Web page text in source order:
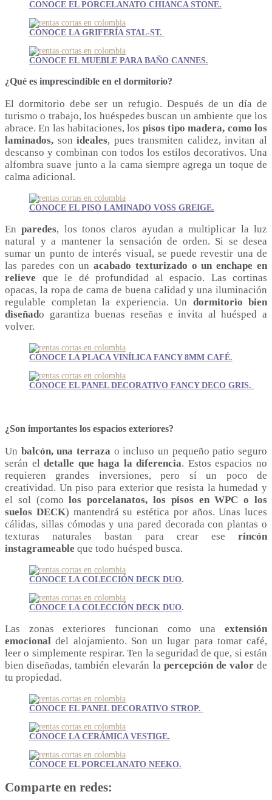
CONOCE EL PORCELANATO CHIANCA STONE.
CONOCE LA GRIFERÍA STAL-ST.
CONOCE EL MUEBLE PARA BAÑO CANNES.
¿Qué es imprescindible en el dormitorio?
El dormitorio debe ser un refugio. Después de un día de
turismo o trabajo, los huéspedes buscan un ambiente que los
abrace. En las habitaciones, los pisos tipo madera, como los
laminados, sonideales, pues transmiten calidez, invitan al
descanso y combinan con todos los estilos decorativos. Una
alfombra suave junto a la cama siempre agrega un toque de
calma adicional.
CONOCE EL PISO LAMINADO VOSS GREIGE.
Enparedes, los tonos claros ayudan a multiplicar la luz
natural y a mantener la sensación de orden. Si se desea
sumar un punto de interés visual, se puede revestir una de
las paredes con un acabado texturizado o un enchape en
relieve que le dé profundidad al espacio. Las cortinas
opacas, la ropa de cama de buena calidad y una iluminación
regulable completan la experiencia. Un dormitorio bien
diseñado garantiza buenas reseñas e invita al huésped a
volver.
CONOCE LA PLACA VINÍLICA FANCY 8MM CAFÉ.
CONOCE EL PANEL DECORATIVO FANCY DECO GRIS.
¿Son importantes los espacios exteriores?
Un balcón, una terraza o incluso un pequeño patio seguro
serán eldetalle que haga la diferencia. Estos espacios no
requieren grandes inversiones, pero sí un poco de
creatividad. Un piso para exterior que resista la humedad y
el sol (comolos porcelanatos, los pisos en WPC o los
suelos DECK) mantendrá su estética por años. Unas luces
cálidas, sillas cómodas y una pared decorada con plantas o
texturas naturales bastan para crear ese rincón
instagrameable que todo huésped busca.
CONOCE LA COLECCIÓN DECK DUO.
CONOCE LA COLECCIÓN DECK DUO.
Las zonas exteriores funcionan como una extensión
emocional del alojamiento. Son un lugar para tomar café,
leer o simplemente respirar. Ten la seguridad de que, si están
bien diseñadas, también elevarán la percepción de valorde
tu propiedad.
CONOCE EL PANEL DECORATIVO STROP.
CONOCE LA CERÁMICA VESTIGE.
CONOCE EL PORCELANATO NEEKO.
Comparte en redes: